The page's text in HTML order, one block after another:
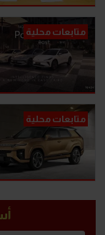
متابعات محلية
متابعات محلية